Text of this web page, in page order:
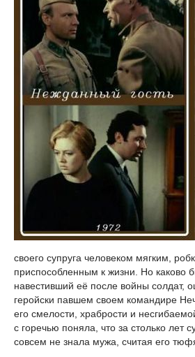
своего супруга человеком мягким,
приспособленным к жизни. Но каково
навестивший её после войны солдат,
геройски павшем своем командире
его смелости, храбрости и
с горечью поняла, что за столько лет
совсем не знала мужа, считая его